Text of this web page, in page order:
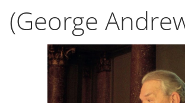
(George